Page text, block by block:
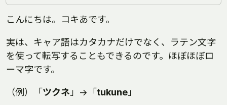
こんにちは。コキあです。
実は、キャア語はカタカナだけでなく、ラテン文字
を使って転写することもできるのです。ほぼほぼロ
ーマ字です。
（例）「 ツクネ 」→「 tukune 」